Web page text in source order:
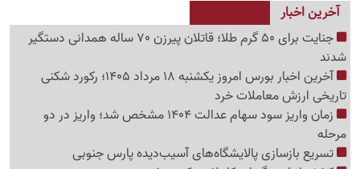
آخرین اخبار
جنایت برای 50 گرم طلا؛ قاتلان پیرزن 70 ساله همدانی دستگیر
شدند
آخرین اخبار بورس امروز یکشنبه 18 مرداد 1405؛ رکورد شکنی
تاریخی ارزش معاملات خرد
زمان واریز سود سهام عدالت 1404 مشخص شد؛ واریز در دو
مرحله
تسریع بازسازی پالایشگاه‌های آسیب‌دیده پارس جنوبی